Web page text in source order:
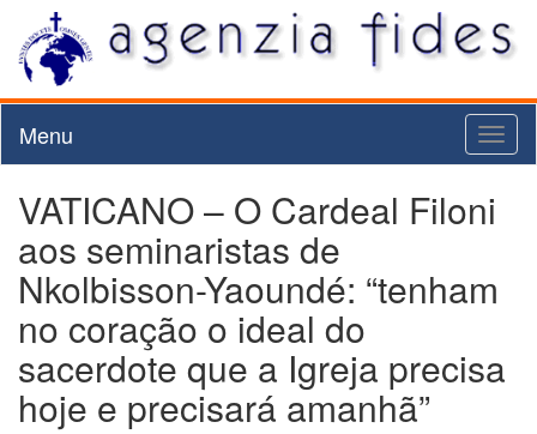
Menu
VATICANO – O Cardeal Filoni
aos seminaristas de
Nkolbisson-Yaoundé: “tenham
no coração o ideal do
sacerdote que a Igreja precisa
hoje e precisará amanhã”